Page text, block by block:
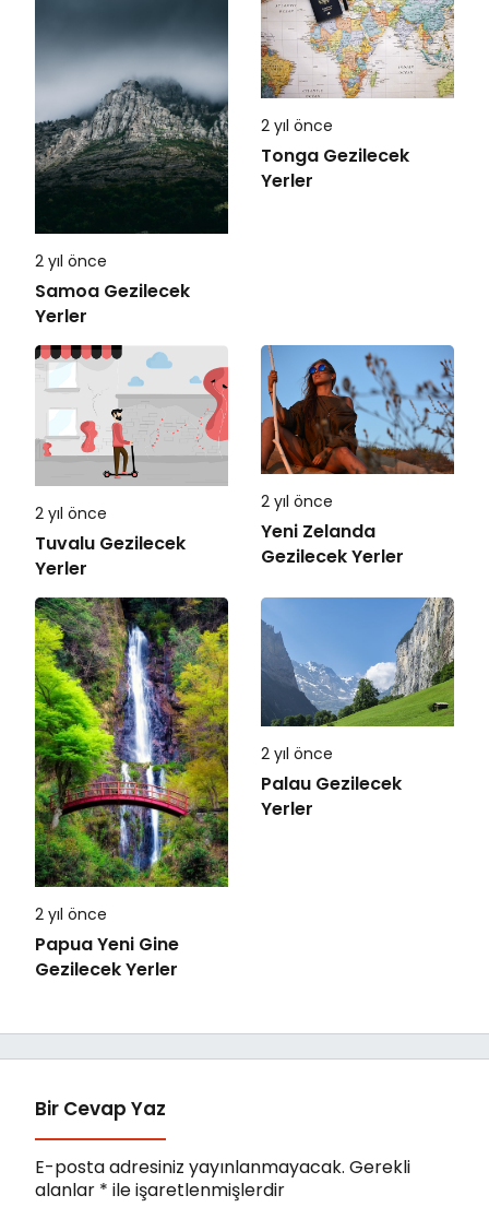
2 yıl önce
Samoa Gezilecek
Yerler
2 yıl önce
Tonga Gezilecek
Yerler
2 yıl önce
Tuvalu Gezilecek
Yerler
2 yıl önce
Yeni Zelanda
Gezilecek Yerler
2 yıl önce
Papua Yeni Gine
Gezilecek Yerler
2 yıl önce
Palau Gezilecek
Yerler
Bir Cevap Yaz
E-posta adresiniz yayınlanmayacak. Gerekli
alanlar * ile işaretlenmişlerdir